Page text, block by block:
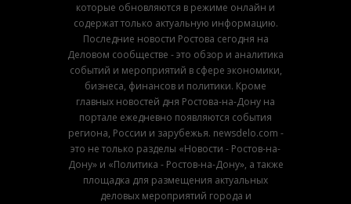
которые обновляются в режиме онлайн и
содержат только актуальную информацию.
Последние новости Ростова сегодня на
Деловом сообществе - это обзор и аналитика
событий и мероприятий в сфере экономики,
бизнеса, финансов и политики. Кроме
главных новостей дня Ростова-на-Дону на
портале ежедневно появляются события
региона, России и зарубежья. newsdelo.com -
это не только разделы «Новости - Ростов-на-
Дону» и «Политика - Ростов-на-Дону», а также
площадка для размещения актуальных
деловых мероприятий города и